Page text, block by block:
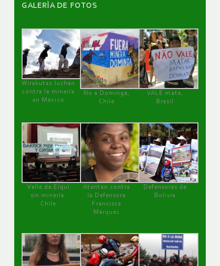
GALERÌA DE FOTOS
Wirakutas luchan
contra la minería
en México
No a Dominga,
Chile
VALE mata,
Brasil
Valle de Elqui
sin minería.
Chile
Atentan contra
la Defensora
Francisca
Márquez
Defensoras de
Bolivia